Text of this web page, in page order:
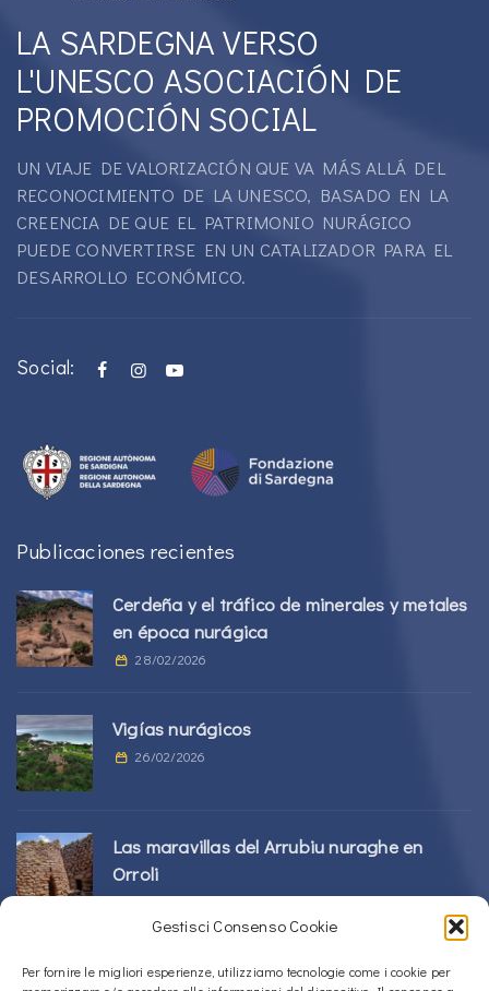
Gestisci Consenso Cookie
Per fornire le migliori esperienze, utilizziamo tecnologie come i cookie per
LA SARDEGNA VERSO
L'UNESCO ASOCIACIÓN DE
PROMOCIÓN SOCIAL
UN VIAJE DE VALORIZACIÓN QUE VA MÁS ALLÁ DEL
RECONOCIMIENTO DE LA UNESCO, BASADO EN LA
CREENCIA DE QUE EL PATRIMONIO NURÁGICO
PUEDE CONVERTIRSE EN UN CATALIZADOR PARA EL
DESARROLLO ECONÓMICO.
Social:
Publicaciones recientes
Cerdeña y el tráfico de minerales y metales
en época nurágica
28/02/2026
Vigías nurágicos
26/02/2026
Las maravillas del Arrubiu nuraghe en
Orroli
24/02/2026
Complejo Sos Nurattolos Nuragic en Alà